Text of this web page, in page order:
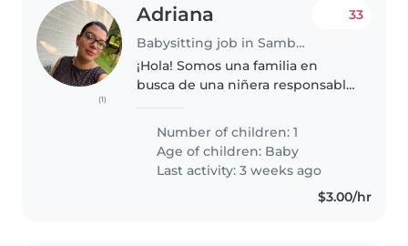
(1)
Adriana
Babysitting job in Samborondón
33
¡Hola! Somos una familia en
busca de una niñera responsable
curioso y juguetón. Valoramos a
alguien que disfrute cocinando y
pueda crear un ambiente cálido..
Number of children: 1
Age of children: Baby
Last activity: 3 weeks ago
$3.00/hr